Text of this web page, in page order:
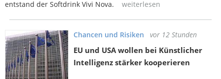
entstand der Softdrink Vivi Nova.
weiterlesen
Chancen und Risiken vor 12 Stunden
EU und USA wollen bei Künstlicher
Intelligenz stärker kooperieren